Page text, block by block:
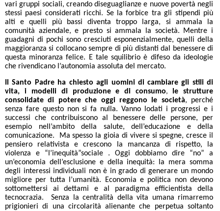
vari gruppi sociali, creando diseguaglianze e nuove povertà negli
stessi paesi considerati ricchi. Se la forbice tra gli stipendi più
alti e quelli più bassi diventa troppo larga, si ammala la
comunità aziendale, e presto si ammala la società. Mentre i
guadagni di pochi sono cresciuti esponenzialmente, quelli della
maggioranza si collocano sempre di più distanti dal benessere di
questa minoranza felice. E tale squilibrio è difeso da ideologie
che rivendicano l’autonomia assoluta del mercato.
Il Santo Padre ha chiesto agli uomini di cambiare gli stili di
vita, i modelli di produzione e di consumo,
le strutture
consolidate di potere che oggi reggono le società, perché
senza fare questo non si fa nulla. Vanno lodati i progressi e i
successi che contribuiscono al benessere delle persone, per
esempio nell’ambito della salute, dell’educazione e della
comunicazione. Ma spesso la gioia di vivere si spegne, cresce il
pensiero relativista e crescono la mancanza di rispetto, la
violenza e “l’inequità”sociale . Oggi dobbiamo dire “no” a
un’economia dell’esclusione e della inequità: la mera somma
degli interessi individuali non è in grado di generare un mondo
migliore per tutta l’umanità. Economia e politica non devono
sottomettersi ai dettami e al paradigma efficientista della
tecnocrazia. Senza la centralità della vita umana rimarremo
prigionieri di una circolarità alienante che perpetua soltanto